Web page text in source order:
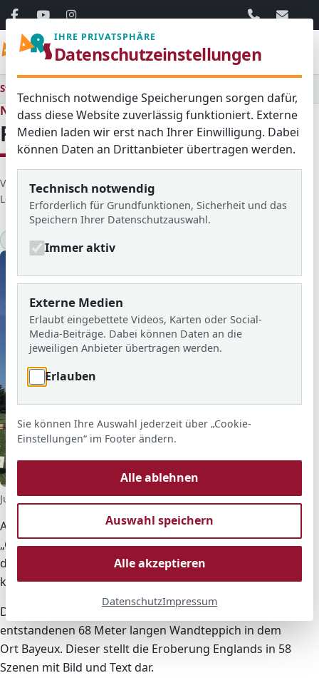
06103 / 30
Startseite
Neues aus dem Schulleben
Frankreichfahrt 2017/18
D
e
a
i
Veröffentlicht von: LeonieErstellt am: 04. April 2018
Letzte Aktualisierung: 26. März 2025
Zugriffe: 2475
Frankreichfahrt
Jugendliche, die an der Frankreichfahrt teilgenommen haben
Am Mittwoch, den 2. April, fuhren wir als erstes zu
„Carrefour" (einem französischen Super-markt), in
dem wir uns etwas Proviant für die kommenden Tage
kaufen konnten.
Danach besichtigten wir einen im 11. Jahrhundert
entstandenen 68 Meter langen Wandteppich in dem
Ort Bayeux. Dieser stellt die Eroberung Englands in 58
Szenen mit Bild und Text dar.
IHRE PRIVATSPHÄRE
Datenschutzeinstellungen
Technisch notwendige Speicherungen sorgen dafür,
dass diese Website zuverlässig funktioniert. Externe
Medien laden wir erst nach Ihrer Einwilligung. Dabei
können Daten an Drittanbieter übertragen werden.
Technisch notwendig
Erforderlich für Grundfunktionen, Sicherheit und das
Speichern Ihrer Datenschutzauswahl.
Immer aktiv
Externe Medien
Erlaubt eingebettete Videos, Karten oder Social-
Media-Beiträge. Dabei können Daten an die
jeweiligen Anbieter übertragen werden.
Erlauben
Sie können Ihre Auswahl jederzeit über „Cookie-
Einstellungen“ im Footer ändern.
Alle ablehnen
Auswahl speichern
Alle akzeptieren
DatenschutzImpressum